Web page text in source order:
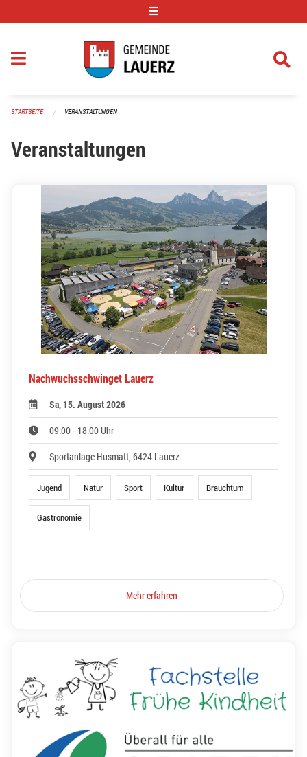
STARTSEITE VERANSTALTUNGEN
Veranstaltungen
Nachwuchsschwinget Lauerz
Sa, 15. August 2026
09:00 - 18:00 Uhr
Sportanlage Husmatt, 6424 Lauerz
Jugend Natur Sport Kultur Brauchtum
Gastronomie
Mehr erfahren